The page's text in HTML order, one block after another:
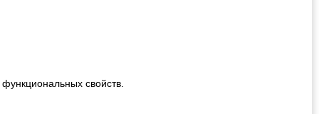
свойств.